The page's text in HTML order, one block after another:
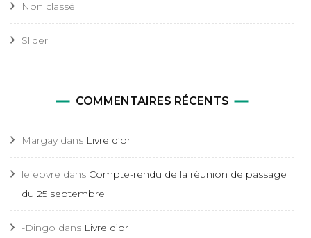
Non classé
Slider
COMMENTAIRES RÉCENTS
Margay dans Livre d’or
lefebvre dans Compte-rendu de la réunion de passage
du 25 septembre
-Dingo dans Livre d’or